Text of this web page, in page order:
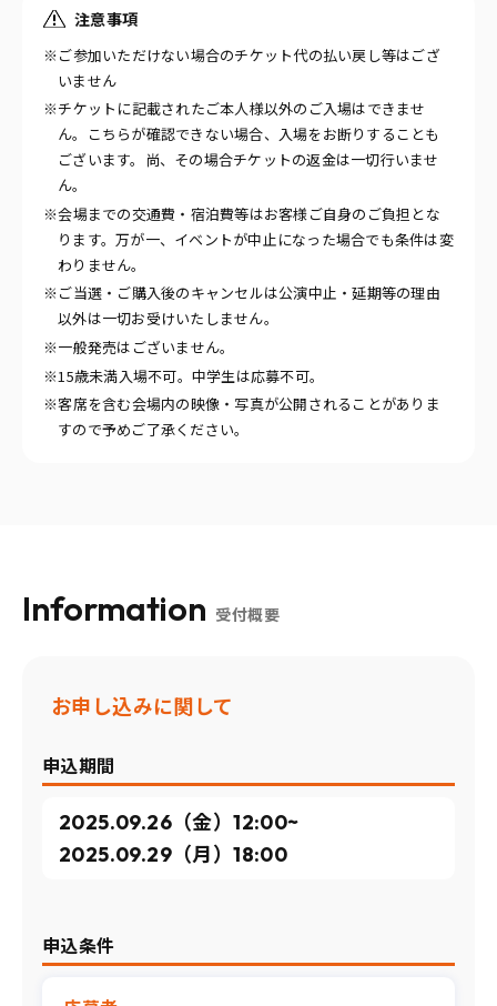
注意事項
※ご参加いただけない場合のチケット代の払い戻し等はござ
いません
※チケットに記載されたご本人様以外のご入場はできませ
ん。こちらが確認できない場合、入場をお断りすることも
ございます。尚、その場合チケットの返金は一切行いませ
ん。
※会場までの交通費・宿泊費等はお客様ご自身のご負担とな
ります。万が一、イベントが中止になった場合でも条件は変
わりません。
※ご当選・ご購入後のキャンセルは公演中止・延期等の理由
以外は一切お受けいたしません。
※一般発売はございません。
※15歳未満入場不可。中学生は応募不可。
※客席を含む会場内の映像・写真が公開されることがありま
すので予めご了承ください。
Information 受付概要
お申し込みに関して
申込期間
2025.09.26（金）12:00~
2025.09.29（月）18:00
申込条件